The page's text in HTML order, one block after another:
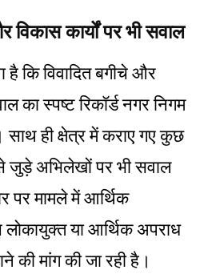
विकास कार्यों पर भी सवाल
है कि विवादित बगीचे और
का स्पष्ट रिकॉर्ड नगर निगम
ही क्षेत्र में कराए गए कुछ
से जुड़े अभिलेखों पर भी सवाल
पर मामले में आर्थिक
या आर्थिक अपराध
की मांग की जा रही है।